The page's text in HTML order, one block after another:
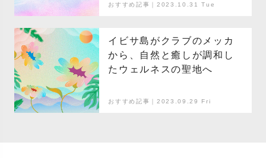
おすすめ記事｜2023.10.31 Tue
イビサ島がクラブのメッカ
から、自然と癒しが調和し
たウェルネスの聖地へ
おすすめ記事｜2023.09.29 Fri